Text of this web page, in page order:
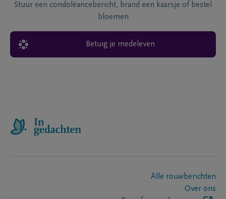
Stuur een condoléancebericht, brand een kaarsje of bestel
bloemen
Betuig je medeleven
Alle rouwberichten
Over ons